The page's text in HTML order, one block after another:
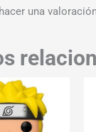
una